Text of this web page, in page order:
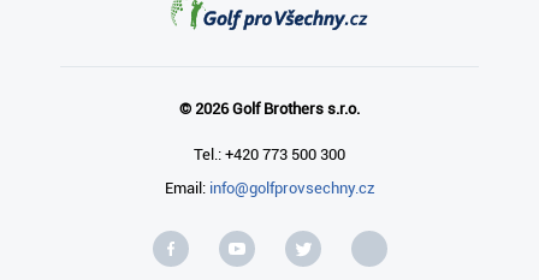
© 2026 Golf Brothers s.r.o.
Tel.: +420 773 500 300
Email: info@golfprovsechny.cz